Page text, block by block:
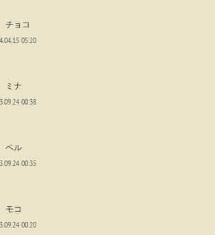
ョコ
05:20
ナ
00:38
ベル
00:35
コ
00:20